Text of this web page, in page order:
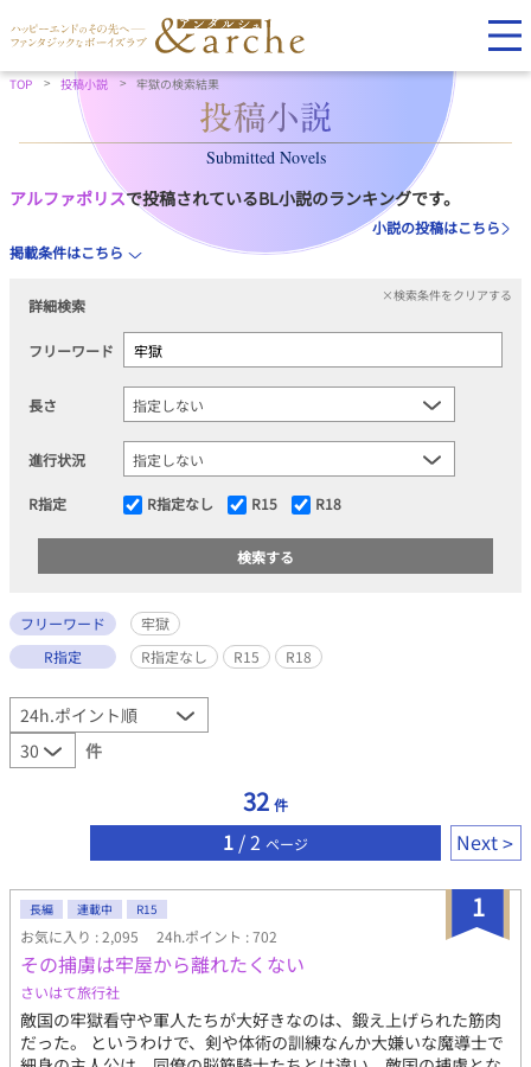
TOP 投稿小説 牢獄の検索結果
Submitted Novels
アルファポリスで投稿されているBL小説のランキングです。
小説の投稿はこちら
掲載条件はこちら
詳細検索
×検索条件をクリアする
フリーワード
長さ
進行状況
R指定 R指定なし R15 R18
フリーワード
牢獄
R指定
R指定なし R15 R18
件
32 件
1 / 2 ページ Next
1
長編 連載中 R15
お気に入り : 2,095 24h.ポイント : 702
その捕虜は牢屋から離れたくない
さいはて旅行社
敵国の牢獄看守や軍人たちが大好きなのは、鍛え上げられた筋肉
だった。 というわけで、剣や体術の訓練なんか大嫌いな魔導士で